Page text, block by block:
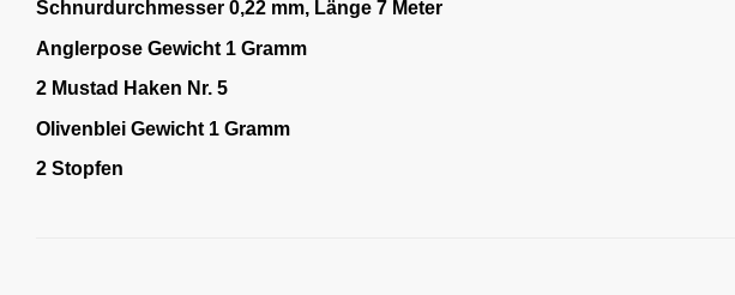
Schnurdurchmesser 0,22 mm, Länge 7 Meter
Anglerpose Gewicht 1 Gramm
2 Mustad Haken Nr. 5
Olivenblei Gewicht 1 Gramm
2 Stopfen